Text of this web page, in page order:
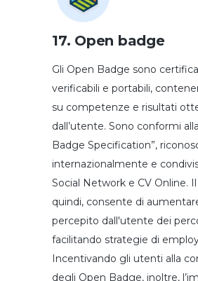
17. Open badge
Gli Open Badge sono
verificabili e portabili,
su competenze e risultati
dall’utente. Sono conformi
Badge Specification”,
internazionalmente e
Social Network e CV Online.
quindi, consente di
percepito dall'utente dei
facilitando strategie di
Incentivando gli utenti alla
degli Open Badge, inoltre,